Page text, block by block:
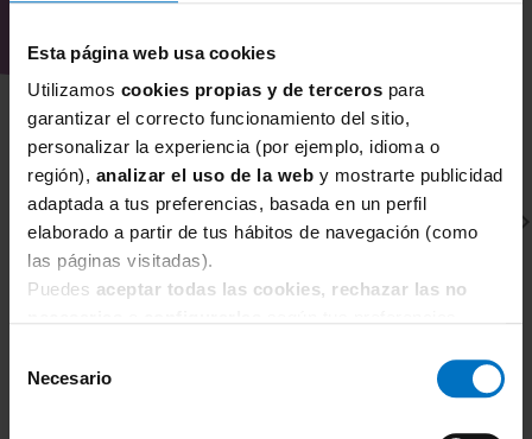
Esta página web usa cookies
Utilizamos cookies propias y de terceros para
garantizar el correcto funcionamiento del sitio,
personalizar la experiencia (por ejemplo, idioma o
región), analizar el uso de la web y mostrarte publicidad
adaptada a tus preferencias, basada en un perfil
elaborado a partir de tus hábitos de navegación (como
las páginas visitadas).
Puedes aceptar todas las cookies, rechazar las no
Necesario
elegante y con un acabado favorecedor,
Fantasie Emmaline en color Midnight
combina forma, ajuste y estilo propios de
la marca Fantasie.
FANTASIE
Sujetador con relleno y con aros Fantasie Emmaline